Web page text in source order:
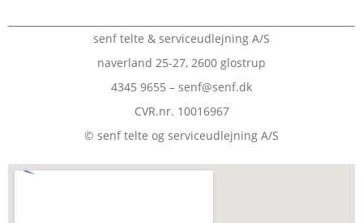
senf telte & serviceudlejning A/S
naverland 25-27, 2600 glostrup
4345 9655 – senf@senf.dk
CVR.nr. 10016967
© senf telte og serviceudlejning A/S